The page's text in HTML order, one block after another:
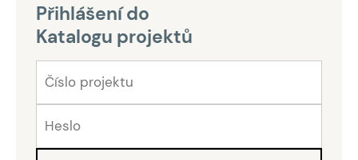
Přihlášení do
Katalogu projektů